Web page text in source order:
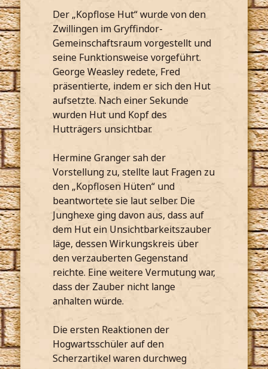
Der „Kopflose Hut“ wurde von den
Zwillingen im Gryffindor-
Gemeinschaftsraum vorgestellt und
seine Funktionsweise vorgeführt.
George Weasley redete, Fred
präsentierte, indem er sich den Hut
aufsetzte. Nach einer Sekunde
wurden Hut und Kopf des
Hutträgers unsichtbar.
Hermine Granger sah der
Vorstellung zu, stellte laut Fragen zu
den „Kopflosen Hüten“ und
beantwortete sie laut selber. Die
Junghexe ging davon aus, dass auf
dem Hut ein Unsichtbarkeitszauber
läge, dessen Wirkungskreis über
den verzauberten Gegenstand
reichte. Eine weitere Vermutung war,
dass der Zauber nicht lange
anhalten würde.
Die ersten Reaktionen der
Hogwartsschüler auf den
Scherzartikel waren durchweg